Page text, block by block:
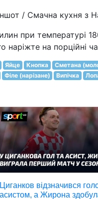
/ Смачна кухня з
при температурі
наріжте на порційні
Яйце Кнопка Сметана
Філе (нарізане) Випічка
Циганков відзначився
асистом, а Жирона